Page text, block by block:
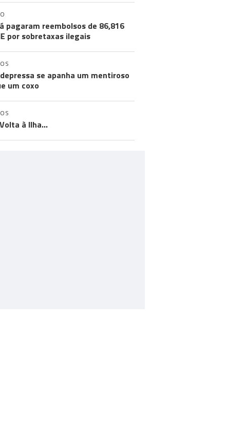
pagaram reembolsos de 86,816
por sobretaxas ilegais
se apanha um mentiroso
um coxo
à Ilha…